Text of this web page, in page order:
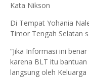
Kata Nikson
Di Tempat Yohania
Timor Tengah Selatan
“Jika Informasi ini
karena BLT itu
langsung oleh